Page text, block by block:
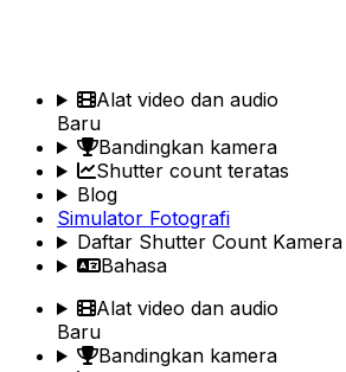
Alat video dan audio
Baru
Bandingkan kamera
Shutter count teratas
Blog
Simulator Fotografi
Daftar Shutter Count Kamera
Bahasa
Alat video dan audio
Baru
Bandingkan kamera